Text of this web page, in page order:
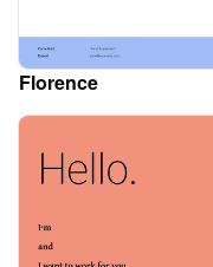
Florence